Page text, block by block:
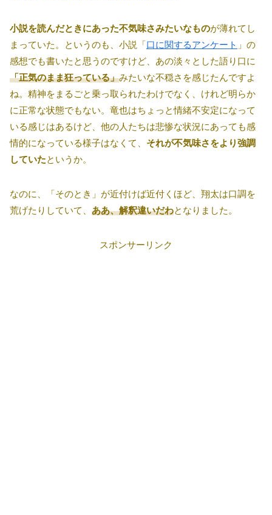
小説を読んだときにあった不気味さみたいなものが薄れてし
まっていた。というのも、小説「口に関するアンケート 」の
感想でも書いたと思うのですけど、あの淡々とした語り口に
「正気のまま狂っている」みたいな不穏さを感じたんですよ
ね。精神をまるごと乗っ取られたわけでなく、けれど明らか
に正常な状態でもない。竜也はちょっと情緒不安定になって
いる感じはあるけど、他の人たちは悲惨な状況にあっても感
情的になっている様子はなくて、 それが不気味さをより強調
していたというか。
なのに、「そのとき」が近付けば近付くほど、翔太は口調を
荒げたりしていて、 ああ、解釈違いだわとなりました。
スポンサーリンク